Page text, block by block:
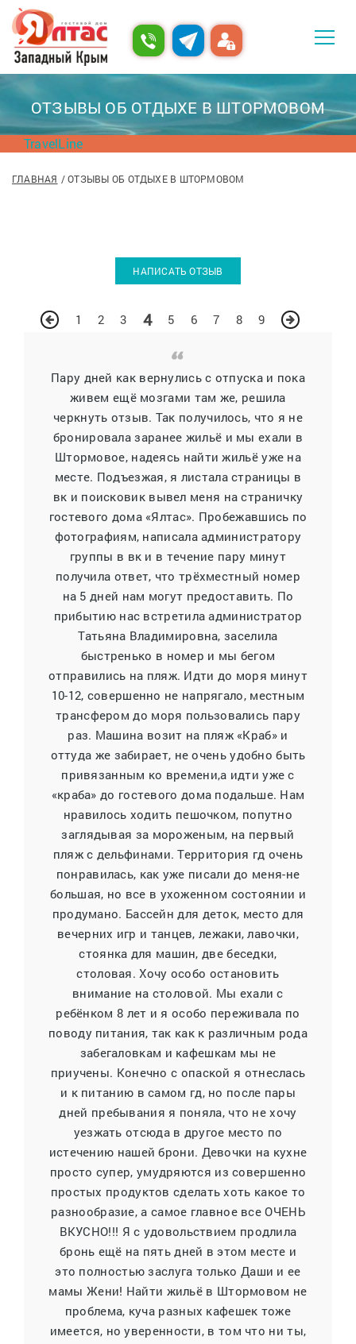
ОТЗЫВЫ ОБ ОТДЫХЕ В ШТОРМОВОМ
TravelLine
ГЛАВНАЯ ОТЗЫВЫ ОБ ОТДЫХЕ В ШТОРМОВОМ
НАПИСАТЬ ОТЗЫВ
Пару дней как вернулись с отпуска и пока
живем ещё мозгами там же, решила
черкнуть отзыв. Так получилось, что я не
бронировала заранее жильё и мы ехали в
Штормовое, надеясь найти жильё уже на
месте. Подъезжая, я листала страницы в
вк и поисковик вывел меня на страничку
гостевого дома «Ялтас». Пробежавшись по
фотографиям, написала администратору
группы в вк и в течение пару минут
получила ответ, что трёхместный номер
на 5 дней нам могут предоставить. По
прибытию нас встретила администратор
Татьяна Владимировна, заселила
быстренько в номер и мы бегом
отправились на пляж. Идти до моря минут
10-12, совершенно не напрягало, местным
трансфером до моря пользовались пару
раз. Машина возит на пляж «Краб» и
оттуда же забирает, не очень удобно быть
привязанным ко времени,а идти уже с
«краба» до гостевого дома подальше. Нам
нравилось ходить пешочком, попутно
заглядывая за мороженым, на первый
пляж с дельфинами. Территория гд очень
понравилась, как уже писали до меня-не
большая, но все в ухоженном состоянии и
продумано. Бассейн для деток, место для
вечерних игр и танцев, лежаки, лавочки,
стоянка для машин, две беседки,
столовая. Хочу особо остановить
внимание на столовой. Мы ехали с
ребёнком 8 лет и я особо переживала по
поводу питания, так как к различным рода
забегаловкам и кафешкам мы не
приучены. Конечно с опаской я отнеслась
и к питанию в самом гд, но после пары
дней пребывания я поняла, что не хочу
уезжать отсюда в другое место по
истечению нашей брони. Девочки на кухне
просто супер, умудряются из совершенно
простых продуктов сделать хоть какое то
разнообразие, а самое главное все ОЧЕНЬ
ВКУСНО!!! Я с удовольствием продлила
бронь ещё на пять дней в этом месте и
это полностью заслуга только Даши и ее
мамы Жени! Найти жильё в Штормовом не
проблема, куча разных кафешек тоже
имеется, но уверенности, в том что ни ты,
1 2 3 4 5 6 7 8 9